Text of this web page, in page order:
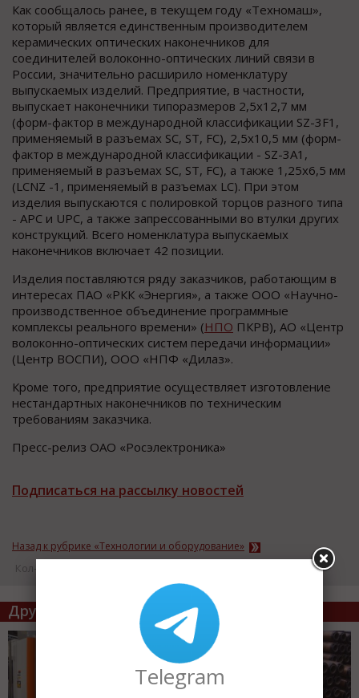
Как сообщалось ранее, в текущем году «Техномаш»,
который является единственным производителем
керамических оптических наконечников для
соединителей волоконно-оптических линий связи в
России, значительно расширило номенклатуру
выпускаемых изделий. Предприятие, в частности,
выпускает наконечники типоразмеров 2,5х12,7 мм
(форм-фактор в международной классификации SZ-3F1,
применяемый в разъемах SC, ST, FC), 2,5х10,5 мм (форм-
фактор в международной классификации - SZ-3A1,
применяемый в разъемах SC, ST, FC), а также 1,25х6,5 мм
(LCNZ -1, применяемый в разъемах LC). При этом
изделия выпускаются с полировкой торцов разного типа
- APC и UPC, а также запрессованными во втулки других
конструкций. Всего номенклатура выпускаемых
наконечников включает 42 позиции.
Изделия поставляются ряду заказчиков, работающим в
интересах ПАО «РКК «Энергия», а также ООО «Научно-
производственное объединение программные
комплексы реального времени» (НПО ПКРВ), АО «Центр
волоконно-оптических систем передачи информации»
(Центр ВОСПИ), ООО «НПФ «Дилаз».
Кроме того, предприятие осуществляет изготовление
нестандартных наконечников по техническим
требованиям заказчика.
Пресс-релиз ОАО «Росэлектроника»
Подписаться на рассылку новостей
Назад к рубрике «Технологии и оборудование»
Кол-во просмотров: 16758
Другие статьи по теме
Telegram